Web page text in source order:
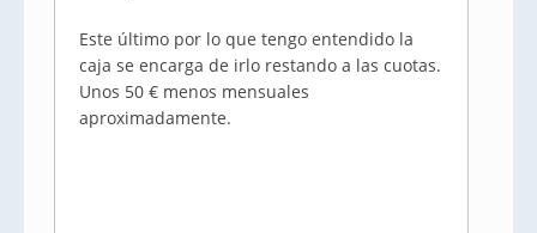
Este último por lo que tengo entendido la
caja se encarga de irlo restando a las cuotas.
Unos 50 € menos mensuales
aproximadamente.